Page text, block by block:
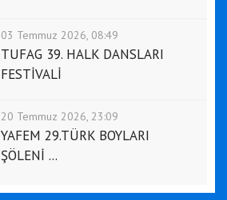
03 Temmuz 2026, 08:49
TUFAG 39. HALK DANSLARI
FESTİVALİ
20 Temmuz 2026, 23:09
YAFEM 29.TÜRK BOYLARI
ŞÖLENİ ...